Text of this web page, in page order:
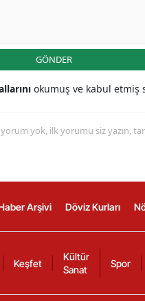
GÖNDER
okumuş ve kabul etmiş
yok, ilk yorumu siz yazın,
Arşivi Döviz Kurları
Keşfet
Kültür
Sanat
Spor